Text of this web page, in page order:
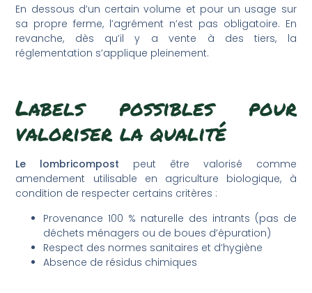
En dessous d’un certain volume et pour un usage sur
sa propre ferme, l’agrément n’est pas obligatoire. En
revanche, dès qu’il y a vente à des tiers, la
réglementation s’applique pleinement.
Labels possibles pour
valoriser la qualité
Le lombricompost peut être valorisé comme
amendement utilisable en agriculture biologique, à
condition de respecter certains critères :
Provenance 100 % naturelle des intrants (pas de
déchets ménagers ou de boues d’épuration)
Respect des normes sanitaires et d’hygiène
Absence de résidus chimiques